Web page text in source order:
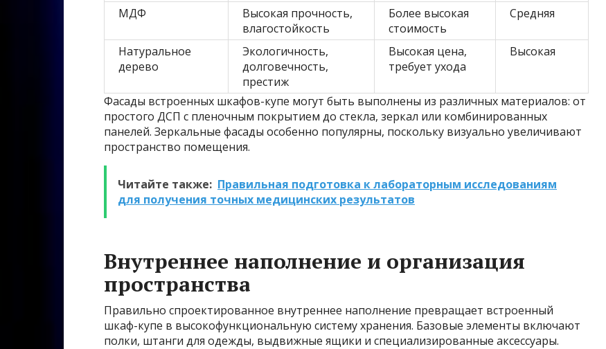
МДФ
Высокая прочность,
влагостойкость
Более высокая
стоимость
Средняя
Натуральное
дерево
Экологичность,
долговечность,
престиж
Высокая цена,
требует ухода
Высокая
Фасады встроенных шкафов-купе могут быть выполнены из различных материалов: от
простого ДСП с пленочным покрытием до стекла, зеркал или комбинированных
панелей. Зеркальные фасады особенно популярны, поскольку визуально увеличивают
пространство помещения.
Читайте также: Правильная подготовка к лабораторным исследованиям
для получения точных медицинских результатов
Внутреннее наполнение и организация
пространства
Правильно спроектированное внутреннее наполнение превращает встроенный
шкаф-купе в высокофункциональную систему хранения. Базовые элементы включают
полки, штанги для одежды, выдвижные ящики и специализированные аксессуары.